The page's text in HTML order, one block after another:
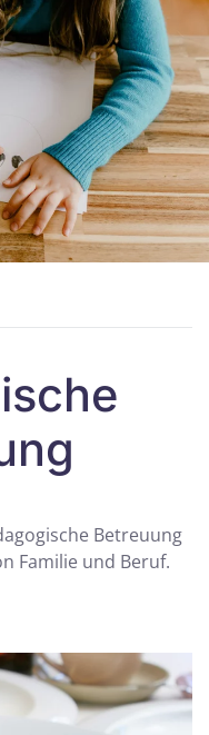
Betreuung
Familie und Beruf.